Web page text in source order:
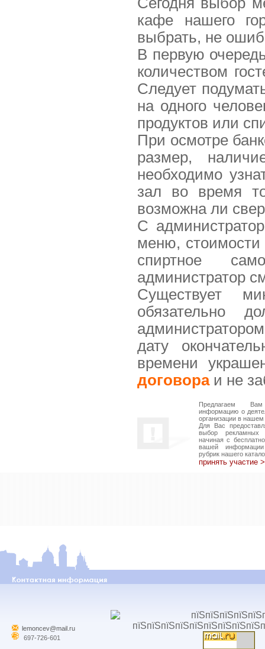
кафе нашего
выбрать, не
В первую
количеством
Следует
на одного
продуктов или
При осмотре
размер,
необходимо
зал во время
возможна ли
С
меню, стоимости
спиртное
администратор
Существует
обязательно
дату
времени
договораи не
Предлагаем Вам
информацию о
организации в нашем
Для Вас
выбор рекламных
начиная с
вашей
рубрик нашего
принять участие
lemoncev@mail.ru
697-726-601